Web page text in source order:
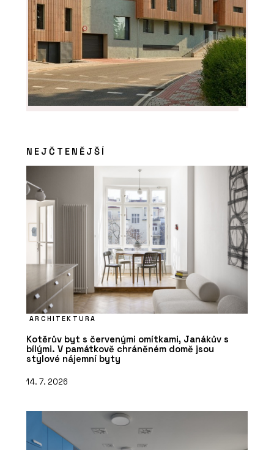
NEJČTENĚJŠÍ
ARCHITEKTURA
Kotěrův byt s červenými omítkami, Janákův s
bílými. V památkově chráněném domě jsou
stylové nájemní byty
14. 7. 2026